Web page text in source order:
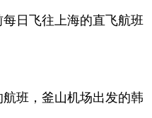
日飞往上海的直飞航班
班，釜山机场出发的韩